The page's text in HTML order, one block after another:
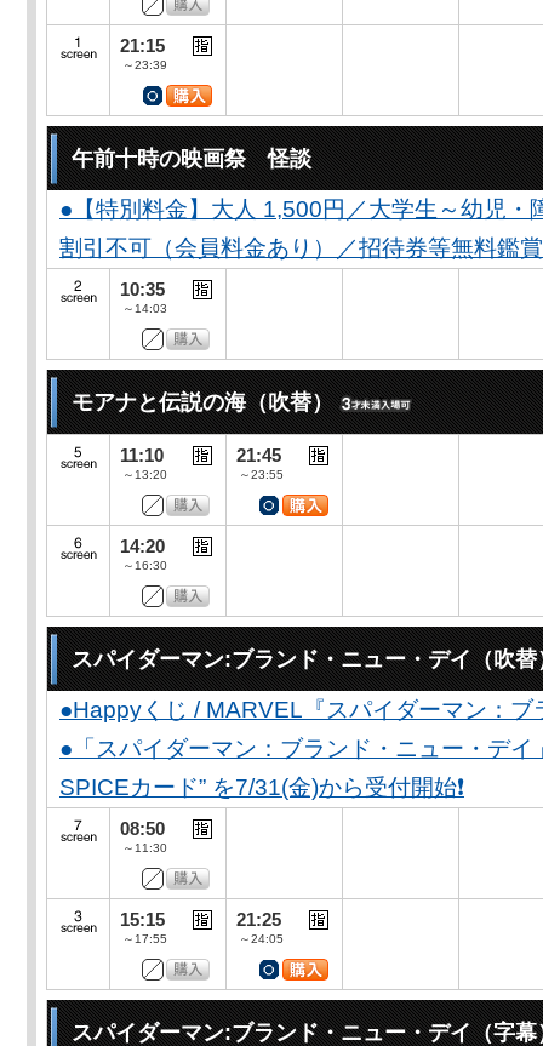
21:15
～23:39
午前十時の映画祭 怪談
●【特別料金】大人 1,500円／大学生～幼児
割引不可（会員料金あり）／招待券等無料鑑
10:35
～14:03
モアナと伝説の海（吹替）
11:10
～13:20
21:45
～23:55
14:20
～16:30
スパイダーマン:ブランド・ニュー・デイ（吹替
●Happyくじ / MARVEL『スパイダーマン：
●「スパイダーマン：ブランド・ニュー・デ
SPICEカード” を7/31(金)から受付開始❗️
08:50
～11:30
15:15
～17:55
21:25
～24:05
スパイダーマン:ブランド・ニュー・デイ（字幕